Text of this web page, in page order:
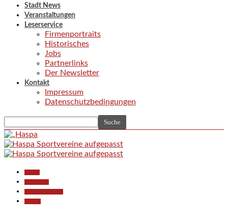
Stadt News
Veranstaltungen
Leserservice
Firmenportraits
Historisches
Jobs
Partnerlinks
Der Newsletter
Kontakt
Impressum
Datenschutzbedingungen